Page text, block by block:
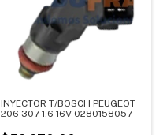
INYECTOR T/BOSCH PEUGEOT
206 307 1.6 16V 0280158057